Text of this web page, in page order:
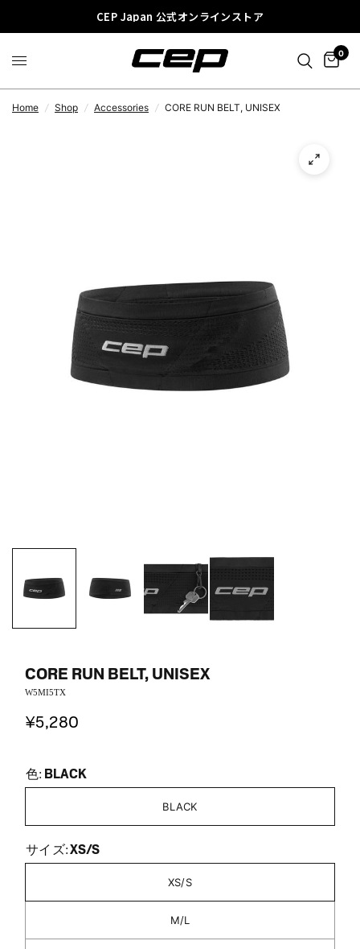
CEP Japan 公式オンラインストア
0
Home / Shop / Accessories / CORE RUN BELT, UNISEX
CORE RUN BELT, UNISEX
W5MI5TX
¥5,280
色: BLACK
BLACK
サイズ:XS/S
XS/S
M/L